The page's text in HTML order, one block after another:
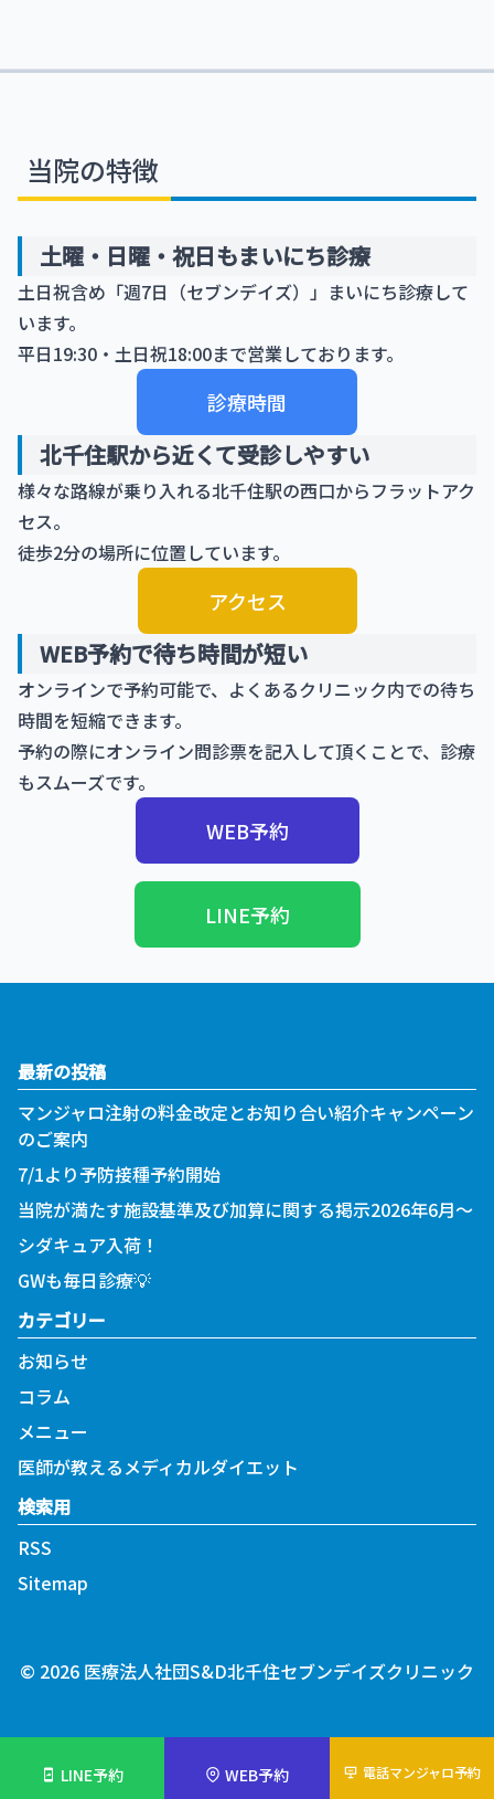
当院の特徴
土曜・日曜・祝日もまいにち診療
土日祝含め「週7日（セブンデイズ）」まいにち診療して
います。
平日19:30・土日祝18:00まで営業しております。
診療時間
北千住駅から近くて受診しやすい
様々な路線が乗り入れる北千住駅の西口からフラットアク
セス。
徒歩2分の場所に位置しています。
アクセス
WEB予約で待ち時間が短い
オンラインで予約可能で、よくあるクリニック内での待ち
時間を短縮できます。
予約の際にオンライン問診票を記入して頂くことで、診療
もスムーズです。
WEB予約
LINE予約
最新の投稿
マンジャロ注射の料金改定とお知り合い紹介キャンペーン
のご案内
7/1より予防接種予約開始
当院が満たす施設基準及び加算に関する掲示2026年6月～
シダキュア入荷！
GWも毎日診療💡
カテゴリー
お知らせ
コラム
メニュー
医師が教えるメディカルダイエット
検索用
RSS
Sitemap
© 2026 医療法人社団S&D北千住セブンデイズクリニック
LINE予約 WEB予約 電話マンジャロ予約